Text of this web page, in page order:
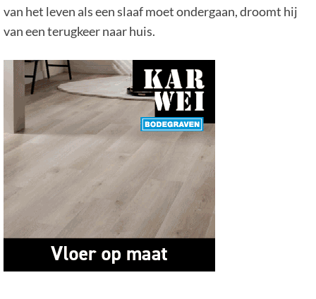
van het leven als een slaaf moet ondergaan, droomt hij
van een terugkeer naar huis.